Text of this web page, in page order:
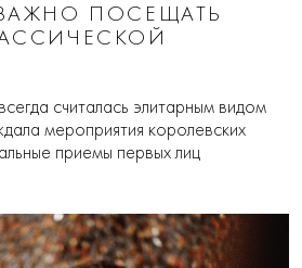
ПОСЕЩАТЬ
считалась элитарным видом
мероприятия королевских
приемы первых лиц